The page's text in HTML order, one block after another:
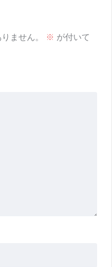
ません。 ※ が付いて